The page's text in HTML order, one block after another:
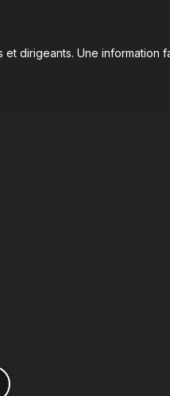
dirigeants. Une information